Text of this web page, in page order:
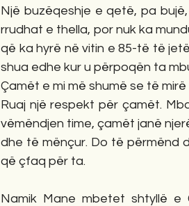
Një buzëqeshje e qetë, pa
rrudhat e thella, por nuk ka
që ka hyrë në vitin e 85-të të
shua edhe kur u përpoqën ta
Çamët e mi më shumë se të mirë
Ruaj një respekt për çamët.
vëmëndjen time, çamët janë
dhe të mënçur. Do të përmënd
që çfaq për ta.
Namik Mane mbetet shtyllë e